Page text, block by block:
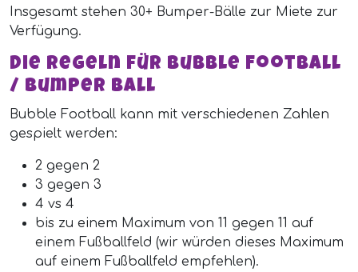
Insgesamt stehen 30+ Bumper-Bälle zur Miete zur
Verfügung.
Die Regeln für Bubble Football
/ Bumper Ball
Bubble Football kann mit verschiedenen Zahlen
gespielt werden:
2 gegen 2
3 gegen 3
4 vs 4
bis zu einem Maximum von 11 gegen 11 auf
einem Fußballfeld (wir würden dieses Maximum
auf einem Fußballfeld empfehlen).